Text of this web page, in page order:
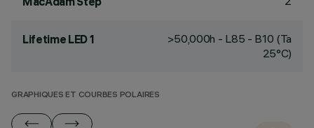
Lifetime LED 1
>50,000h - L85 - B10 (Ta
25°C)
GRAPHIQUES ET COURBES POLAIRES